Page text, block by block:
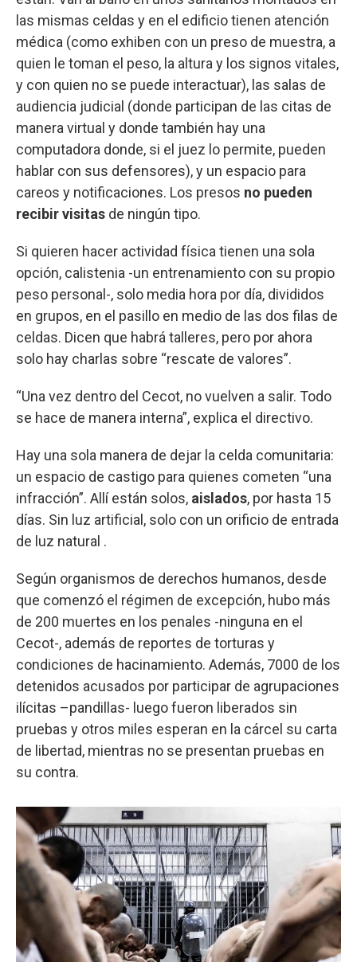
las mismas celdas y en el edificio tienen atención
médica (como exhiben con un preso de muestra, a
quien le toman el peso, la altura y los signos vitales,
y con quien no se puede interactuar), las salas de
audiencia judicial (donde participan de las citas de
manera virtual y donde también hay una
computadora donde, si el juez lo permite, pueden
hablar con sus defensores), y un espacio para
careos y notificaciones. Los presos no pueden
recibir visitas de ningún tipo.
Si quieren hacer actividad física tienen una sola
opción, calistenia -un entrenamiento con su propio
peso personal-, solo media hora por día, divididos
en grupos, en el pasillo en medio de las dos filas de
celdas. Dicen que habrá talleres, pero por ahora
solo hay charlas sobre “rescate de valores”.
“Una vez dentro del Cecot, no vuelven a salir. Todo
se hace de manera interna”, explica el directivo.
Hay una sola manera de dejar la celda comunitaria:
un espacio de castigo para quienes cometen “una
infracción”. Allí están solos, aislados, por hasta 15
días. Sin luz artificial, solo con un orificio de entrada
de luz natural .
Según organismos de derechos humanos, desde
que comenzó el régimen de excepción, hubo más
de 200 muertes en los penales -ninguna en el
Cecot-, además de reportes de torturas y
condiciones de hacinamiento. Además, 7000 de los
detenidos acusados por participar de agrupaciones
ilícitas –pandillas- luego fueron liberados sin
pruebas y otros miles esperan en la cárcel su carta
de libertad, mientras no se presentan pruebas en
su contra.